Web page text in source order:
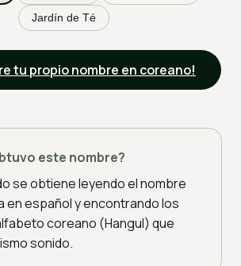
Jardín de Té
tu propio nombre en coreano!
este nombre?
se obtiene leyendo el nombre
en español y encontrando los
coreano (Hangul) que
sonido.